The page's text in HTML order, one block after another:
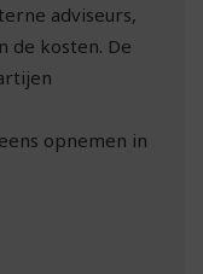
adviseurs,
de kosten. De
opnemen in